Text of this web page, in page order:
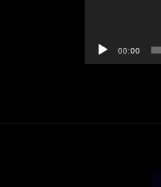
00:00